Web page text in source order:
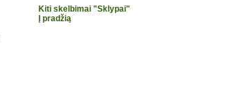
Kiti skelbimai "Sklypai"
Į pradžią